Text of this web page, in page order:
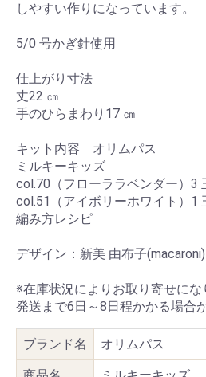
しやすい作りになっています。
5/0 号かぎ針使用
仕上がり寸法
丈22 ㎝
手のひらまわり17 ㎝
キット内容 オリムパス
ミルキーキッズ
col.70（フローララベンダー）3
col.51（アイボリーホワイト）1
編み方レシピ
デザイン：新美 由布子(macaroni)
※在庫状況によりお取り寄せにな
発送まで6日～8日程かかる場合
ブランド名 オリムパス